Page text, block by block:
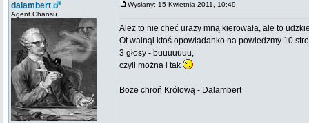
dalambert
Agent Chaosu
Wysłany: 15 Kwietnia 2011, 10:49
Ależ to nie cheć urazy mną kierowała, ale to
Ot walnął ktoś opowiadanko na powiedzmy 10
3 głosy - buuuuuuu,
czyli można i tak
Boże chroń Królową - Dalambert